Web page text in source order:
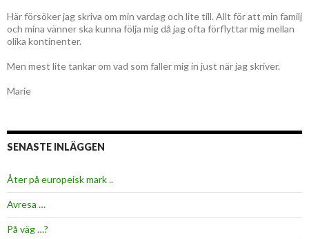
Här försöker jag skriva om min vardag och lite till. Allt för att min familj
och mina vänner ska kunna följa mig då jag ofta förflyttar mig mellan
olika kontinenter.
Men mest lite tankar om vad som faller mig in just när jag skriver.
Marie
SENASTE INLÄGGEN
Åter på europeisk mark ..
Avresa …
På väg …?